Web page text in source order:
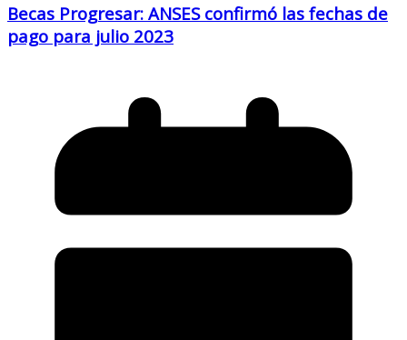
Becas Progresar: ANSES confirmó las fechas de
pago para julio 2023